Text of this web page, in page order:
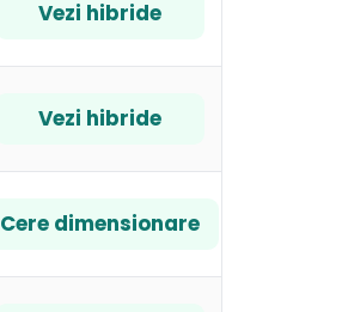
Vezi hibride
Vezi hibride
Cere dimensionare